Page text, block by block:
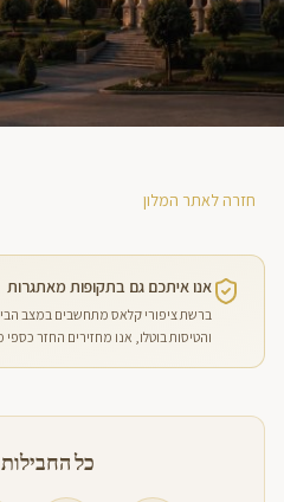
חזרה לאתר המלון
אנו איתכם גם בתקופות מאתגרות
ברשת ציפורי קלאס מתחשבים במצב
והטיסות בוטלו, אנו מחזירים החזר כספי
כל